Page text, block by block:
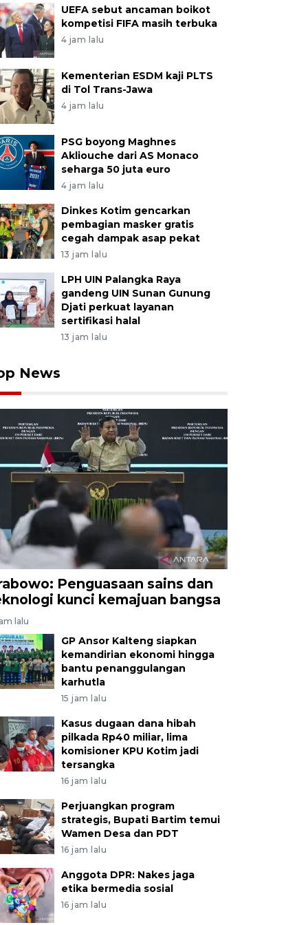
UEFA sebut ancaman boikot
kompetisi FIFA masih terbuka
4 jam lalu
Kementerian ESDM kaji PLTS
di Tol Trans-Jawa
4 jam lalu
PSG boyong Maghnes
Akliouche dari AS Monaco
seharga 50 juta euro
4 jam lalu
Dinkes Kotim gencarkan
pembagian masker gratis
cegah dampak asap pekat
13 jam lalu
LPH UIN Palangka Raya
gandeng UIN Sunan Gunung
Djati perkuat layanan
sertifikasi halal
13 jam lalu
News
Penguasaan sains dan
kunci kemajuan bangsa
lalu
GP Ansor Kalteng siapkan
kemandirian ekonomi hingga
bantu penanggulangan
karhutla
15 jam lalu
Kasus dugaan dana hibah
pilkada Rp40 miliar, lima
komisioner KPU Kotim jadi
tersangka
16 jam lalu
Perjuangkan program
strategis, Bupati Bartim temui
Wamen Desa dan PDT
16 jam lalu
Anggota DPR: Nakes jaga
etika bermedia sosial
16 jam lalu